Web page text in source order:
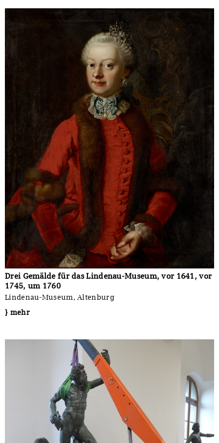
Drei Gemälde für das Lindenau-Museum, vor 1641, vor
1745, um 1760
Lindenau-Museum, Altenburg
} mehr